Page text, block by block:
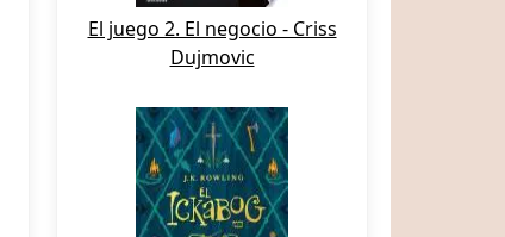
El juego 2. El negocio - Criss
Dujmovic